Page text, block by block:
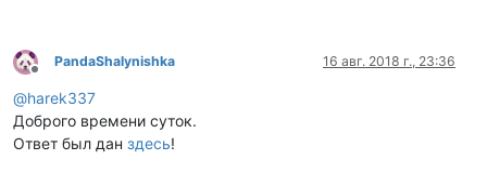
Не в сети
PandaShalynishka 16 авг. 2018 г., 23:36
@harek337
Доброго времени суток.
Ответ был дан здесь!